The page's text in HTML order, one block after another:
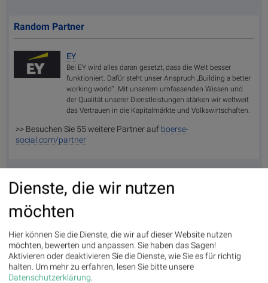
Random Partner
EY
Bei EY wird alles daran gesetzt, dass die Welt besser
funktioniert. Dafür steht unser Anspruch „Building a better
working world“. Mit unserem umfassenden Wissen und
der Qualität unserer Dienstleistungen stärken wir weltweit
das Vertrauen in die Kapitalmärkte und Volkswirtschaften.
>> Besuchen Sie 55 weitere Partner auf boerse-
social.com/partner
Dienste, die wir nutzen
möchten
Hier können Sie die Dienste, die wir auf dieser Website nutzen
möchten, bewerten und anpassen. Sie haben das Sagen!
Aktivieren oder deaktivieren Sie die Dienste, wie Sie es für richtig
halten. Um mehr zu erfahren, lesen Sie bitte unsere
Datenschutzerklärung.